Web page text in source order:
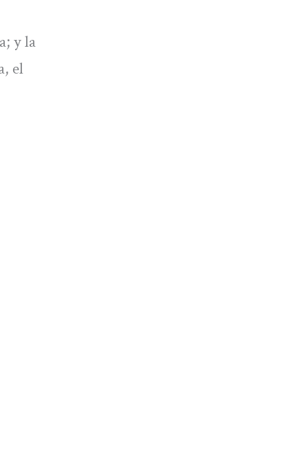
y la
el